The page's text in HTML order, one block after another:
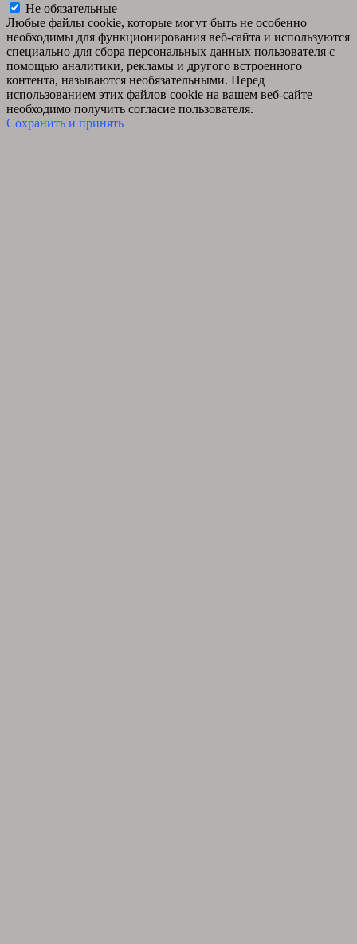
Не обязательные
Любые файлы cookie, которые могут быть не особенно
необходимы для функционирования веб-сайта и используются
специально для сбора персональных данных пользователя с
помощью аналитики, рекламы и другого встроенного
контента, называются необязательными. Перед
использованием этих файлов cookie на вашем веб-сайте
необходимо получить согласие пользователя.
Сохранить и принять